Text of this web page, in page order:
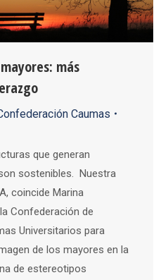
más
Caumas
que generan
sostenibles. Nuestra
coincide Marina
Confederación de
Universitarios para
de los mayores en la
de estereotipos